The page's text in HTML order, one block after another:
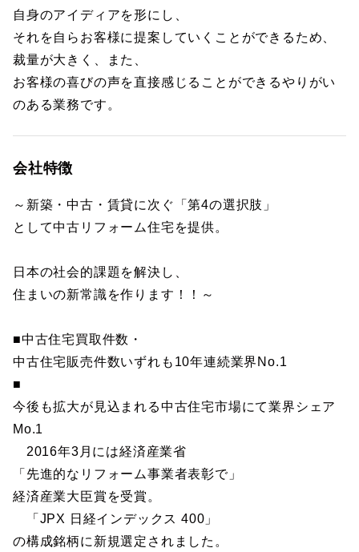
自身のアイディアを形にし、
それを自らお客様に提案していくことができるため、
裁量が大きく、また、
お客様の喜びの声を直接感じることができるやりがい
のある業務です。
会社特徴
～新築・中古・賃貸に次ぐ「第4の選択肢」
として中古リフォーム住宅を提供。
日本の社会的課題を解決し、
住まいの新常識を作ります！！～
■中古住宅買取件数・
中古住宅販売件数いずれも10年連続業界No.1
■
今後も拡大が見込まれる中古住宅市場にて業界シェア
Mo.1
2016年3月には経済産業省
「先進的なリフォーム事業者表彰で」
経済産業大臣賞を受賞。
「JPX 日経インデックス 400」
の構成銘柄に新規選定されました。